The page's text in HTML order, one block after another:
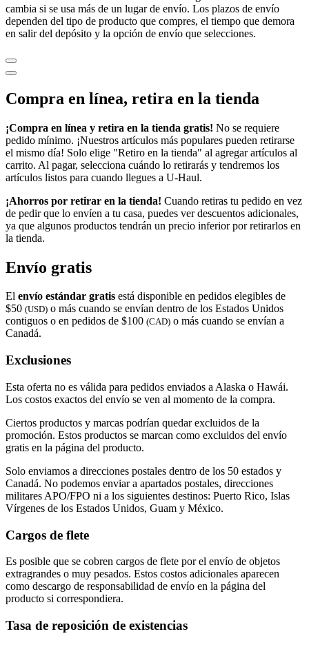
cambia si se usa más de un lugar de envío. Los plazos de envío
dependen del tipo de producto que compres, el tiempo que demora
en salir del depósito y la opción de envío que selecciones.
Compra en línea, retira en la tienda
¡Compra en línea y retira en la tienda gratis! No se requiere
pedido mínimo. ¡Nuestros artículos más populares pueden retirarse
el mismo día! Solo elige "Retiro en la tienda" al agregar artículos al
carrito. Al pagar, selecciona cuándo lo retirarás y tendremos los
artículos listos para cuando llegues a U-Haul.
¡Ahorros por retirar en la tienda! Cuando retiras tu pedido en vez
de pedir que lo envíen a tu casa, puedes ver descuentos adicionales,
ya que algunos productos tendrán un precio inferior por retirarlos en
la tienda.
Envío gratis
El envío estándar gratis está disponible en pedidos elegibles de
$50 (USD) o más cuando se envían dentro de los Estados Unidos
contiguos o en pedidos de $100 (CAD) o más cuando se envían a
Canadá.
Exclusiones
Esta oferta no es válida para pedidos enviados a Alaska o Hawái.
Los costos exactos del envío se ven al momento de la compra.
Ciertos productos y marcas podrían quedar excluidos de la
promoción. Estos productos se marcan como excluidos del envío
gratis en la página del producto.
Solo enviamos a direcciones postales dentro de los 50 estados y
Canadá. No podemos enviar a apartados postales, direcciones
militares APO/FPO ni a los siguientes destinos: Puerto Rico, Islas
Vírgenes de los Estados Unidos, Guam y México.
Cargos de flete
Es posible que se cobren cargos de flete por el envío de objetos
extragrandes o muy pesados. Estos costos adicionales aparecen
como descargo de responsabilidad de envío en la página del
producto si correspondiera.
Tasa de reposición de existencias